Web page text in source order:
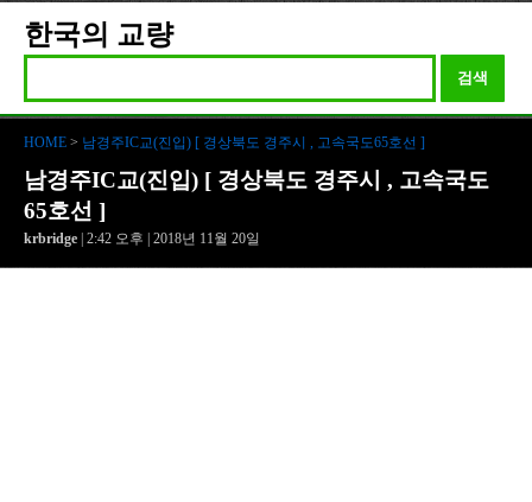
한국의 교량
검색
HOME > 남경주IC교(진입) [ 경상북도 경주시 , 고속국도65호선 ]
남경주IC교(진입) [ 경상북도 경주시 , 고속국도
65호선 ]
krbridge | 2:42 오후 | 2018년 11월 20일